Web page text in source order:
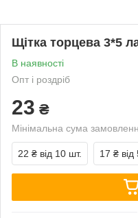
Щітка торцева 3*5
В наявності
Опт і роздріб
23 ₴
Мінімальна сума
22 ₴ від 10 шт. 17 ₴